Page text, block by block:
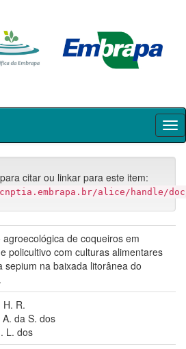
citar ou linkar para este item:
alice/handle/
agroecológica de coqueiros em
policultivo com culturas alimentares
sepium na baixada litorânea do
H. R.
A. da S. dos
L. dos